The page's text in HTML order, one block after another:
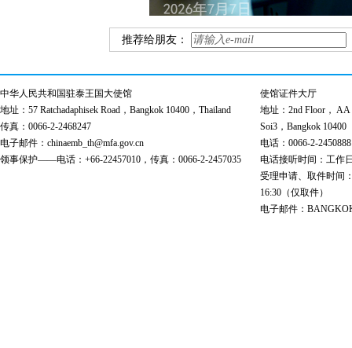
推荐给朋友：
中华人民共和国驻泰王国大使馆
地址：57 Ratchadaphisek Road，Bangkok 10400，Thailand
传真：0066-2-2468247
电子邮件：chinaemb_th@mfa.gov.cn
领事保护——电话：+66-22457010，传真：0066-2-2457035
使馆证件大厅
地址：2nd Floor， AA
Soi3，Bangkok 10400
电话：0066-2-
电话接听时间：工作
受理申请、取件时间
16:30（仅取件）
电子邮件：